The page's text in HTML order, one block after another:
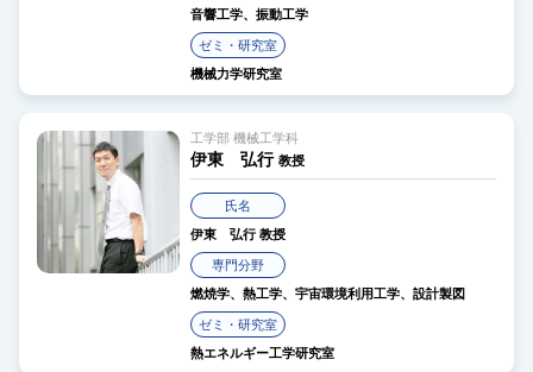
音響工学、振動工学
ゼミ・研究室
機械力学研究室
工学部 機械工学科
伊東 弘行 教授
氏名
伊東 弘行 教授
専門分野
燃焼学、熱工学、宇宙環境利用工学、設計製図
ゼミ・研究室
熱エネルギー工学研究室